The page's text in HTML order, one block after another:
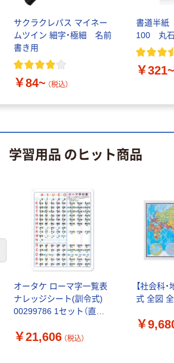
サクラクレパス マイネー
ムツイン 細字・極細 名前
書き用
￥84~ （税込）
書道半
100 丸
￥321~
学習用品 のヒット商品
オータケ ローマ字一覧表
ナレッジシート(訓令式)
00299786 1セット（直送
￥21,606 （税込）
【社会科
式 全図
￥
前のスライドへ